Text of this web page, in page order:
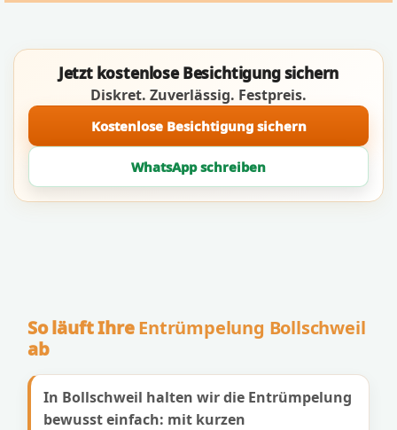
Jetzt kostenlose Besichtigung sichern
Diskret. Zuverlässig. Festpreis.
Kostenlose Besichtigung sichern
WhatsApp schreiben
So läuft IhreEntrümpelung Bollschweil
ab
In Bollschweil halten wir die Entrümpelung
bewusst einfach: mit kurzen